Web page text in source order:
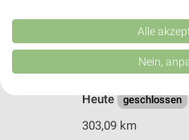
Apollo
Maximilianplatz 19
95643
Heute geschlossen
303,09 km
Kombinationen von Daten aus
Verbesserung der Angebote.
von Inhalten.
Daten können außerhalb der
Website/App.
Partnerliste anzeigen (1 IAB-
Alle
Nein,